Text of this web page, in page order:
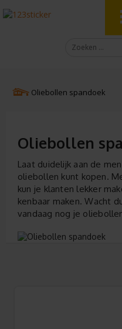
Oliebollen spandoek
Oliebollen
Laat duidelijk aan de
oliebollen kunt kopen.
kun je klanten lekker
kenbaar maken. Wacht
vandaag nog je